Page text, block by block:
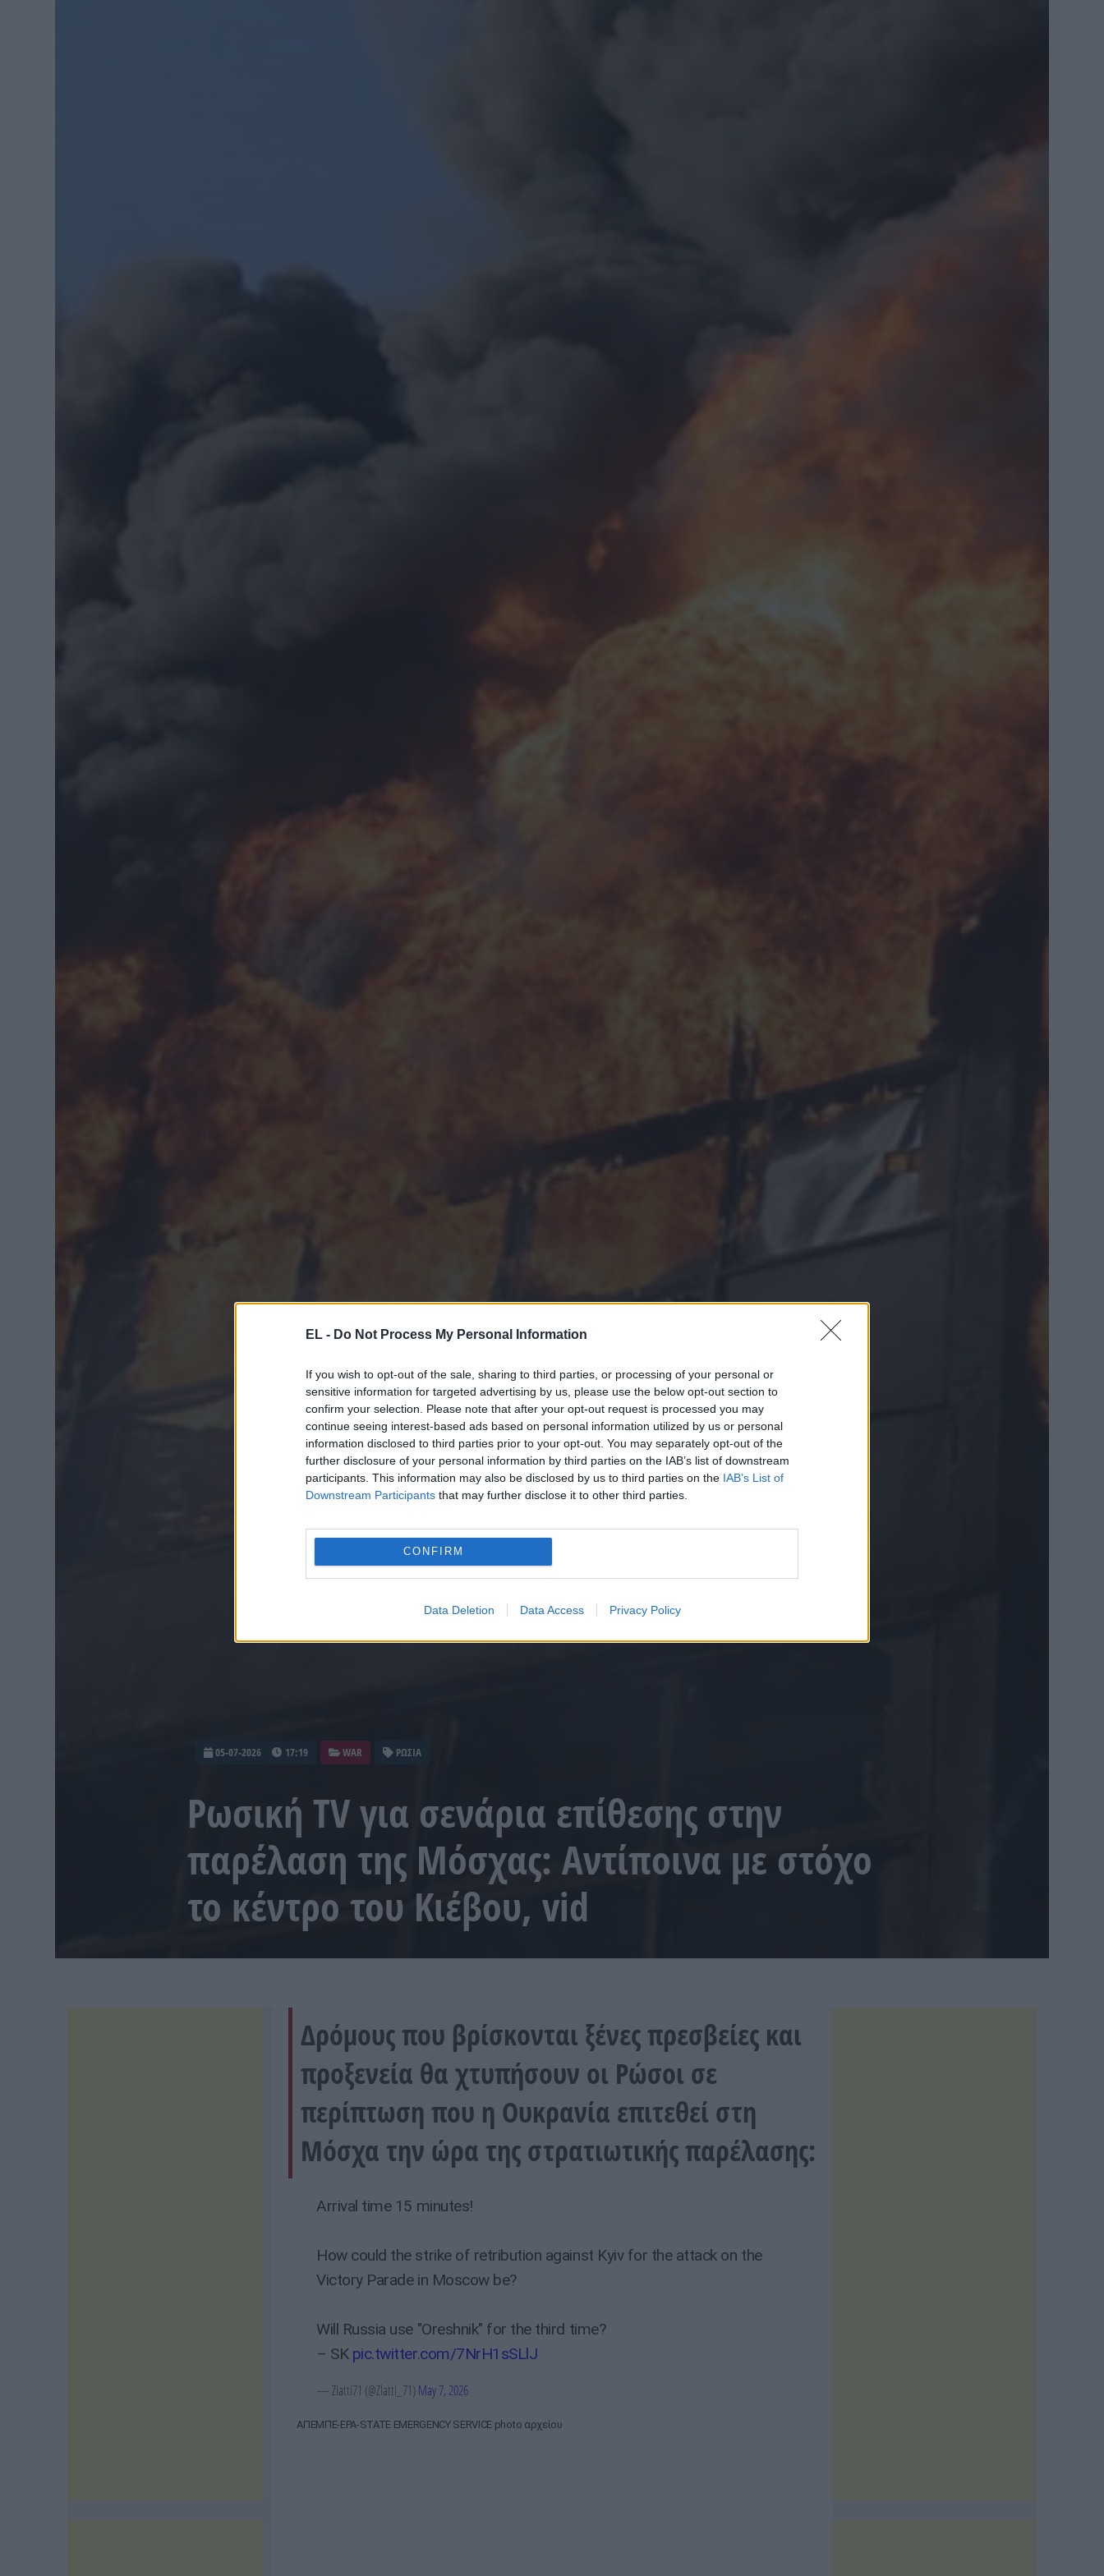
EL - Do Not Process My Personal Information
If you wish to opt-out of the sale, sharing to third parties, or processing of your personal or
sensitive information for targeted advertising by us, please use the below opt-out section to
confirm your selection. Please note that after your opt-out request is processed you may
continue seeing interest-based ads based on personal information utilized by us or personal
information disclosed to third parties prior to your opt-out. You may separately opt-out of the
further disclosure of your personal information by third parties on the IAB’s list of downstream
participants. This information may also be disclosed by us to third parties on the IAB’s List of
Downstream Participants that may further disclose it to other third parties.
CONFIRM
Data Deletion Data Access Privacy Policy
05-07-2026 17:19 WAR ΡΩΣΙΑ
Ρωσική TV για σενάρια επίθεσης στην
παρέλαση της Μόσχας: Αντίποινα με στόχο
το κέντρο του Κιέβου, vid
Δρόμους που βρίσκονται ξένες πρεσβείες και
προξενεία θα χτυπήσουν οι Ρώσοι σε
περίπτωση που η Ουκρανία επιτεθεί στη
Μόσχα την ώρα της στρατιωτικής παρέλασης:
Arrival time 15 minutes!
How could the strike of retribution against Kyiv for the attack on the
Victory Parade in Moscow be?
Will Russia use "Oreshnik" for the third time?
– SK pic.twitter.com/7NrH1sSLlJ
— Zlatti71 (@Zlatti_71)May 7, 2026
ΑΠΕΜΠΕ-EPA-STATE EMERGENCY SERVICE photo αρχείου